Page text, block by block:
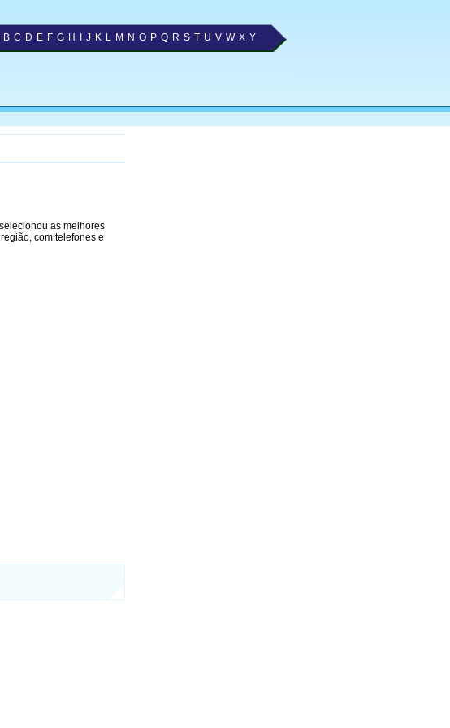
B C D E F G H J K L M N O P Q R S T U V W X Y
as melhores
com telefones e